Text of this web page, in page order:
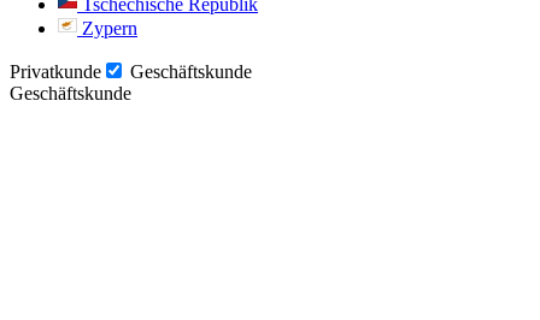
Tschechische Republik
Zypern
Privatkunde
Geschäftskunde
Geschäftskunde